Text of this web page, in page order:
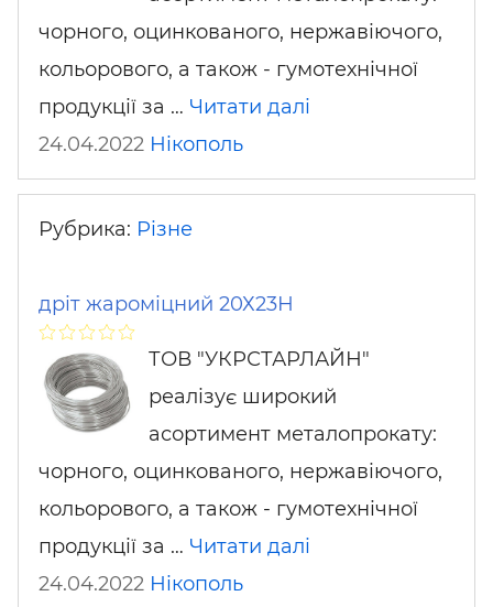
чорного, оцинкованого, нержавіючого,
кольорового, а також - гумотехнічної
продукції за … Читати далі
24.04.2022 Нікополь
Рубрика: Різне
дріт жароміцний 20Х23Н
ТОВ "УКРСТАРЛАЙН"
реалізує широкий
асортимент металопрокату:
чорного, оцинкованого, нержавіючого,
кольорового, а також - гумотехнічної
продукції за … Читати далі
24.04.2022 Нікополь